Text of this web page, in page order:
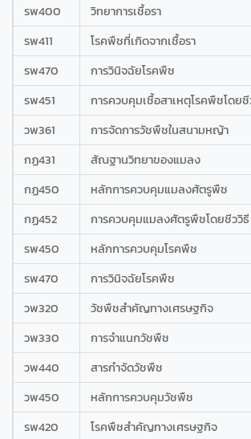
รพ400
วิทยาการเชื้อรา
รพ411
โรคพืชที่เกิดจากเชื้อรา
รพ470
การวินิจฉัยโรคพืช
รพ451
การควบคุมเชื้อสาเหตุโรคพืชโดย
วพ361
การจัดการวัชพืชในสนามหญ้า
กฏ431
สัณฐานวิทยาของแมลง
กฏ450
หลักการควบคุมแมลงศัตรูพืช
กฏ452
การควบคุมแมลงศัตรูพืชโดยชีววิธี
รพ450
หลักการควบคุมโรคพืช
รพ470
การวินิจฉัยโรคพืช
วพ320
วัชพืชสำคัญทางเศรษฐกิจ
วพ330
การจำแนกวัชพืช
วพ440
สารกำจัดวัชพืช
วพ450
หลักการควบคุมวัชพืช
รพ420
โรคพืชสำคัญทางเศรษฐกิจ